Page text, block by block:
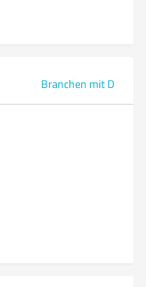
Branchen mit D